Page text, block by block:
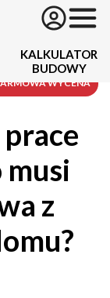
KALKULATOR
BUDOWY
z
WYCENA